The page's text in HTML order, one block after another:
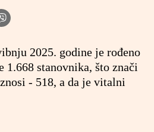
2025. godine je rođeno
1.668 stanovnika, što znači
- 518, a da je vitalni